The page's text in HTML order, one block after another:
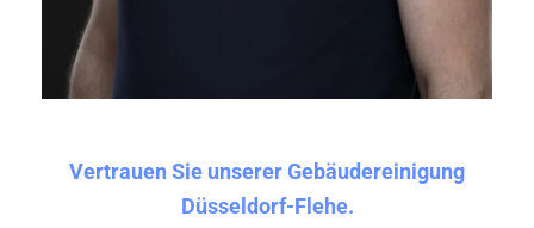
Vertrauen Sie unserer Gebäudereinigung
Düsseldorf-Flehe.